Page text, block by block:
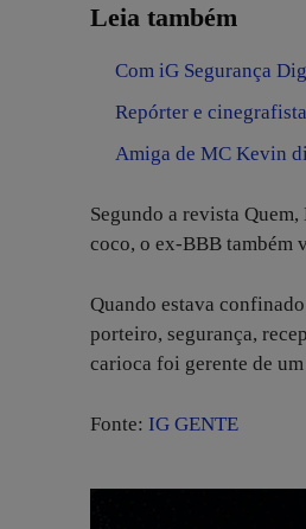
Leia também
Com iG Segurança
Repórter e
Amiga de MC Kevin
Segundo a revista
coco, o ex-BBB também
Quando estava
porteiro, segurança,
carioca foi gerente de
Fonte: IG GENTE